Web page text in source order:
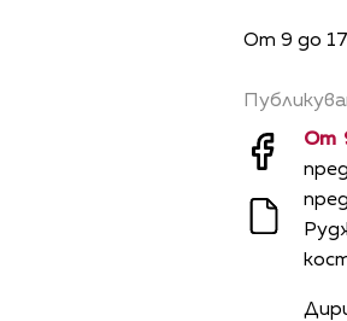
От 9 до
От